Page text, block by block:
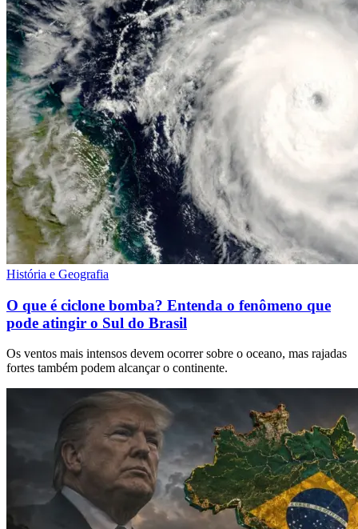
História e Geografia
O que é ciclone bomba? Entenda o fenômeno que
pode atingir o Sul do Brasil
Os ventos mais intensos devem ocorrer sobre o oceano, mas rajadas
fortes também podem alcançar o continente.